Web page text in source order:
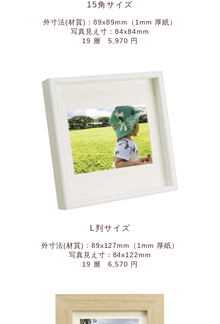
15角サイズ
外寸法(材質)：89x89mm（1mm 厚紙）
写真見え寸：84x84mm
19 層 5,970 円
L判サイズ
外寸法(材質)：89x127mm（1mm 厚紙）
写真見え寸：84x122mm
19 層 6,570 円